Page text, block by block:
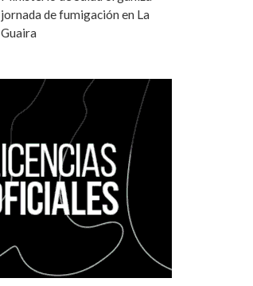
jornada de fumigación en La
Guaira